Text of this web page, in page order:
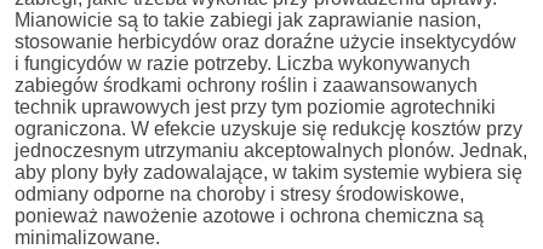
Mianowicie są to takie zabiegi jak zaprawianie nasion,
stosowanie herbicydów oraz doraźne użycie insektycydów
i fungicydów w razie potrzeby. Liczba wykonywanych
zabiegów środkami ochrony roślin i zaawansowanych
technik uprawowych jest przy tym poziomie agrotechniki
ograniczona. W efekcie uzyskuje się redukcję kosztów przy
jednoczesnym utrzymaniu akceptowalnych plonów. Jednak,
aby plony były zadowalające, w takim systemie wybiera się
odmiany odporne na choroby i stresy środowiskowe,
ponieważ nawożenie azotowe i ochrona chemiczna są
minimalizowane.